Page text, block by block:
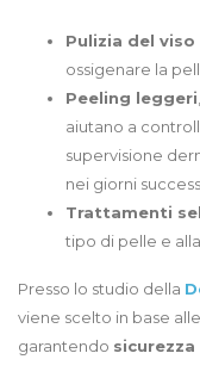
Pulizia del
ossigenare la
Peeling leggeri
aiutano a
supervisione
nei giorni
Trattamenti
tipo di pelle e
Presso lo studio della
viene scelto in base
garantendo sicurezza